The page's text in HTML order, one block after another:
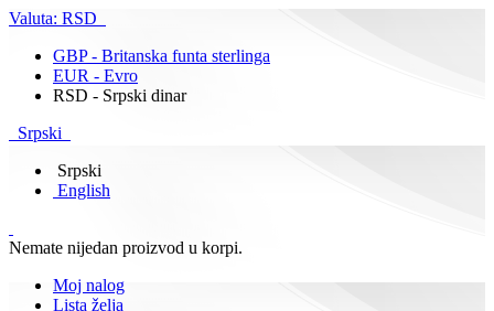
Valuta: RSD
GBP - Britanska funta sterlinga
EUR - Evro
RSD - Srpski dinar
Srpski
Srpski
English
Nemate nijedan proizvod u korpi.
Moj nalog
Lista želja